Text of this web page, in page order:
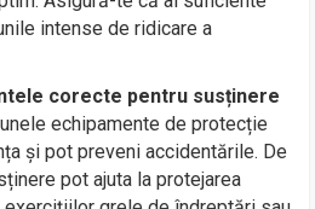
intense de ridicare a
corecte pentru susținere
echipamente de protecție
și pot preveni accidentările. De
pot ajuta la protejarea